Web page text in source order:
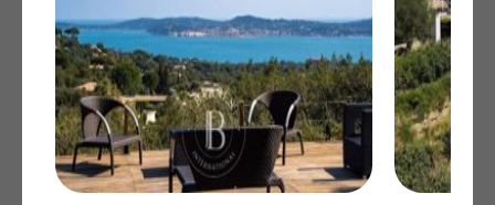
dégagée avec aperçu mer, et de l’autre sur l’espace
piscine.
La pièce de vie se compose d’une cuisine ouverte, d’un
salon avec cheminée et d’un espace salle à manger
convivial.
L’espace nuit comprend 5 chambres, 4 salles de bains
ou salles d’eau, ainsi qu’un dressing.